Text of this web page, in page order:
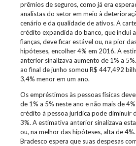
prêmios de seguros, como já era
analistas do setor em meio à
cenário e da qualidade de ativos. A
crédito expandida do banco, que inclui
fianças, deve ficar estável ou, na pior
hipóteses, encolher 4% em 2016. A
anterior sinalizava aumento de 1% a
ao final de junho somou R$ 447,492
3,4% menor em um ano.
Os empréstimos às pessoas físicas
de 1% a 5% neste ano e não mais de
crédito à pessoa jurídica pode diminuir
3%. A estimativa anterior sinalizava
ou, na melhor das hipóteses, alta de
Bradesco espera que suas despesas